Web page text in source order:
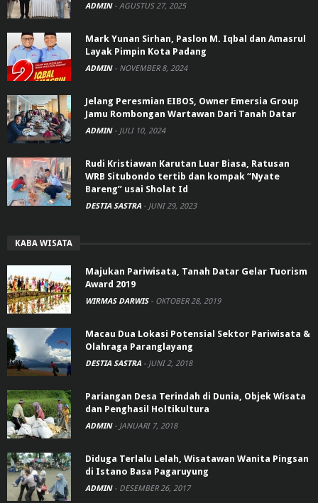
ADMIN - AGUSTUS 27, 2025
Mark Yunan Sirhan, Paslon M. Iqbal dan Amasrul
Layak Pimpin Kota Padang
ADMIN - NOVEMBER 8, 2024
Jelang Peresmian EIBOS, Owner Emersia Group
Jamu Rombongan Wartawan Dari Tanah Datar
ADMIN - JULI 10, 2024
Rudi Kristiawan Karutan Luar Biasa, Ratusan
WRB Situbondo tertib dan kompak “Nyate
Bareng” usai Sholat Id
DESTIA SASTRA - JUNI 29, 2023
KABA WISATA
Majukan Pariwisata, Tanah Datar Gelar Tuorism
Award 2019
WIRMAS DARWIS - OKTOBER 28, 2019
Macau Dua Lokasi Potensial Sektor Pariwisata &
Olahraga Paranglayang
DESTIA SASTRA - JUNI 2, 2018
Pariangan Desa Terindah di Dunia, Objek Wisata
dan Penghasil Holtikultura
ADMIN - JANUARI 7, 2018
Diduga Terlalu Lelah, Wisatawan Wanita Pingsan
di Istano Basa Pagaruyung
ADMIN - DESEMBER 26, 2017